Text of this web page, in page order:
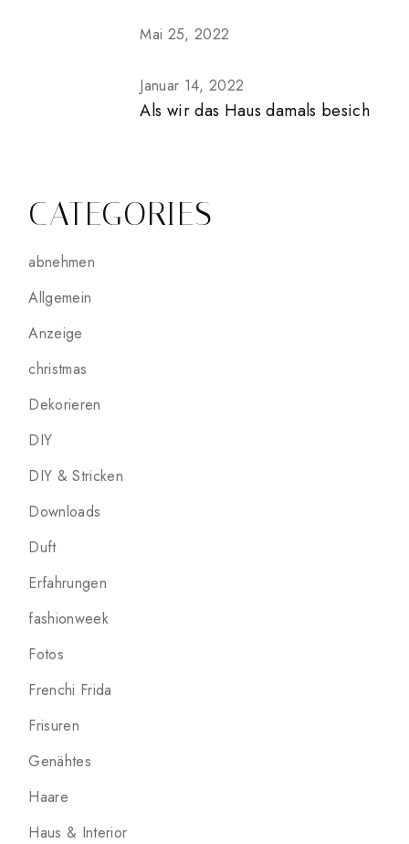
Mai 25, 2022
Januar 14, 2022
Als wir das Haus damals besich
CATEGORIES
abnehmen
Allgemein
Anzeige
christmas
Dekorieren
DIY
DIY & Stricken
Downloads
Duft
Erfahrungen
fashionweek
Fotos
Frenchi Frida
Frisuren
Genähtes
Haare
Haus & Interior